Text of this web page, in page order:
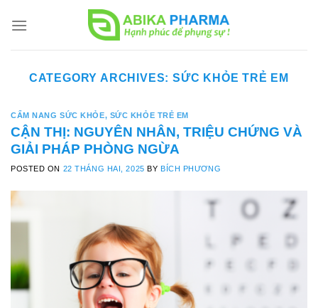
CATEGORY ARCHIVES:SỨC KHỎE TRẺ EM
CẨM NANG SỨC KHỎE, SỨC KHỎE TRẺ EM
CẬN THỊ: NGUYÊN NHÂN, TRIỆU CHỨNG VÀ
GIẢI PHÁP PHÒNG NGỪA
POSTED ON 22 THÁNG HAI, 2025 BY BÍCH PHƯƠNG